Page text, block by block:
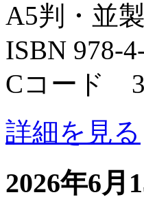
A5判・並
ISBN 978-
Cコード
詳細を見る
2026年6月